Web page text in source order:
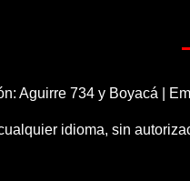
Aguirre 734 y Boyacá |
idioma, sin